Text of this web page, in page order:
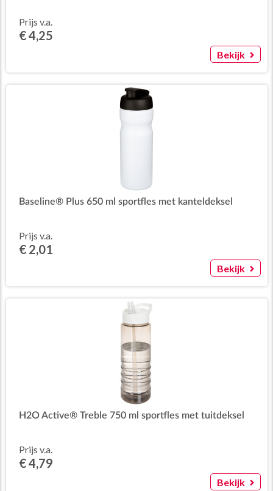
Prijs v.a.
€ 4,25
Bekijk
Baseline® Plus 650 ml sportfles met kanteldeksel
Prijs v.a.
€ 2,01
Bekijk
H2O Active® Treble 750 ml sportfles met tuitdeksel
Prijs v.a.
€ 4,79
Bekijk